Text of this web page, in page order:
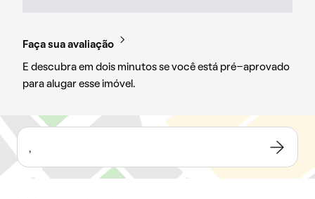
Faça sua avaliação
E descubra em dois minutos se você está pré-aprovado
para alugar esse imóvel.
,